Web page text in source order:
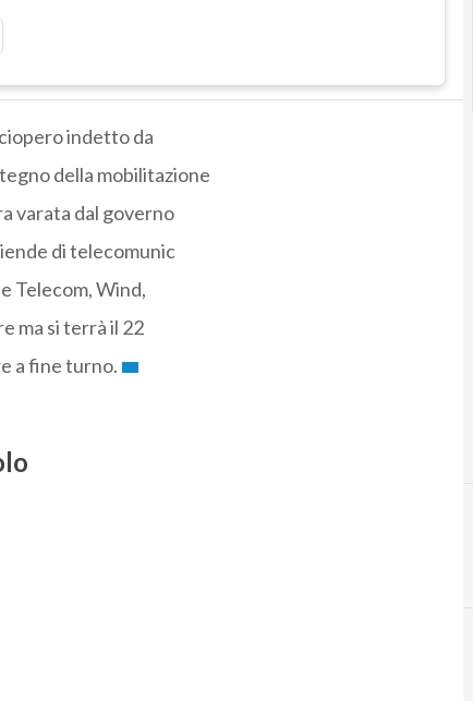
indetto da
della mobilitazione
varata dal governo
di telecomunic
Telecom, Wind,
ma si terrà il 22
a fine turno.